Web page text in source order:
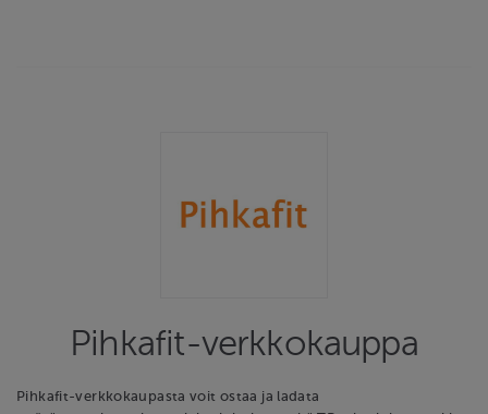
Pihkafit-verkkokauppa
Pihkafit-verkkokaupasta voit ostaa ja ladata